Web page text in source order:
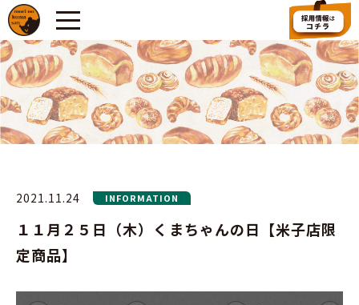
2021.11.24 INFORMATION
１１月２５日（木）くまちゃんの日【米子店限
定商品】